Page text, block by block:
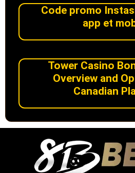
Code promo
app et
Tower Casino
Overview and
Canadian